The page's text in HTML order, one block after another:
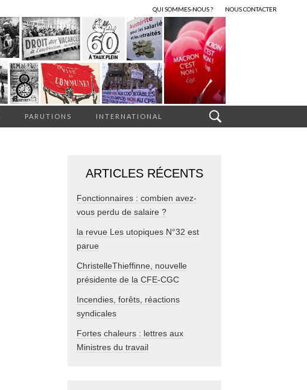
QUI SOMMES-NOUS ? NOUS CONTACTER
PARUTIONS INTERNATIONAL
ARTICLES RÉCENTS
Fonctionnaires : combien avez-
vous perdu de salaire ?
la revue Les utopiques N°32 est
parue
ChristelleThieffinne, nouvelle
présidente de la CFE-CGC
Incendies, forêts, réactions
syndicales
Fortes chaleurs : lettres aux
Ministres du travail